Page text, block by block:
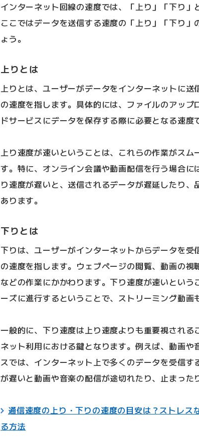
インターネット回線の速度では、「上り」「下り」
ここではデータを送信する速度の「上り」「下り」
ょう。
上りとは
上りとは、ユーザーがデータをインターネットに送
の速度を指します。具体的には、ファイルのアップ
ドサービスにデータを保存する際に必要となる速度
上り速度が速いということは、これらの作業がスム
す。特に、オンライン会議や動画配信を行う場合に
り速度が遅いと、送信されるデータが遅延したり、
あります。
下りとは
下りは、ユーザーがインターネットからデータを受
の速度を指します。ウェブページの閲覧、動画の視
などの作業にかかわります。下り速度が速いという
ーズに進行するということで、ストリーミング動画
一般的に、下り速度は上り速度よりも重要視される
ネット利用における鍵となります。例えば、動画や
スでは、インターネット上で多くのデータを受信す
が遅いと動画や音楽の配信が途切れたり、止まった
通信速度の上り・下りの速度の目安は？ストレス
る方法